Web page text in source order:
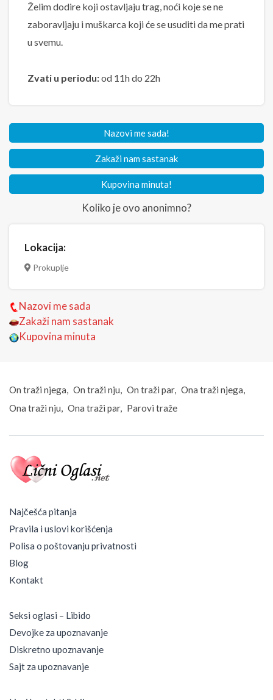
Želim dodire koji ostavljaju trag, noći koje se ne
zaboravljaju i muškarca koji će se usuditi da me prati
u svemu.
Zvati u periodu:od 11h do 22h
Nazovi me sada!
Zakaži nam sastanak
Kupovina minuta!
Koliko je ovo anonimno?
Lokacija:
Prokuplje
Nazovi me sada
Zakaži nam sastanak
Kupovina minuta
On traži njega On traži nju On traži par
Ona traži njega
Ona traži nju
Ona traži par Parovi traže
Najčešća pitanja
Pravila i uslovi korišćenja
Polisa o poštovanju privatnosti
Blog
Kontakt
Seksi oglasi – Libido
Devojke za upoznavanje
Diskretno upoznavanje
Sajt za upoznavanje